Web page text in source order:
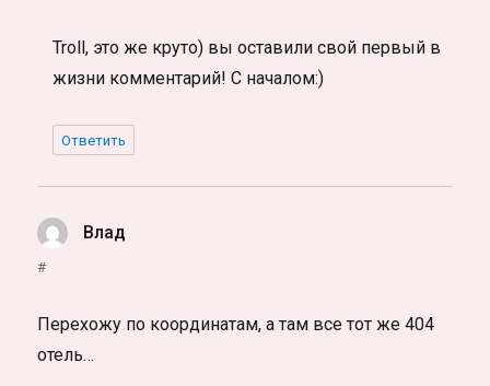
Troll, это же круто) вы оставили свой первый в
жизни комментарий! С началом:)
Ответить
Влад
#
Перехожу по координатам, а там все тот же 404
отель…